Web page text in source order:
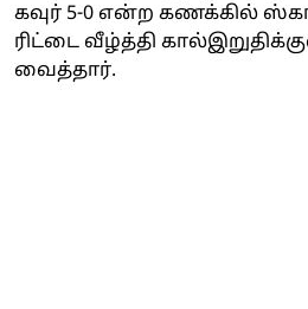
கவுர் 5-0 என்ற கணக்கில்
ரிட்டை வீழ்த்தி
வைத்தார்.